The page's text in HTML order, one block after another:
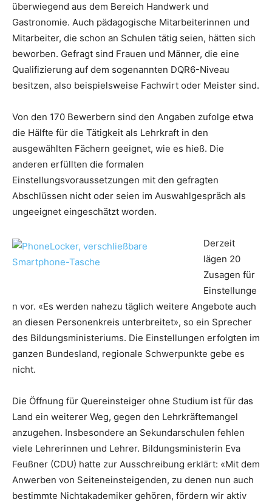
überwiegend aus dem Bereich Handwerk und
Gastronomie. Auch pädagogische Mitarbeiterinnen und
Mitarbeiter, die schon an Schulen tätig seien, hätten sich
beworben. Gefragt sind Frauen und Männer, die eine
Qualifizierung auf dem sogenannten DQR6-Niveau
besitzen, also beispielsweise Fachwirt oder Meister sind.
Von den 170 Bewerbern sind den Angaben zufolge etwa
die Hälfte für die Tätigkeit als Lehrkraft in den
ausgewählten Fächern geeignet, wie es hieß. Die
anderen erfüllten die formalen
Einstellungsvoraussetzungen mit den gefragten
Abschlüssen nicht oder seien im Auswahlgespräch als
ungeeignet eingeschätzt worden.
Derzeit
lägen 20
Zusagen für
Einstellunge
n vor. «Es werden nahezu täglich weitere Angebote auch
an diesen Personenkreis unterbreitet», so ein Sprecher
des Bildungsministeriums. Die Einstellungen erfolgten im
ganzen Bundesland, regionale Schwerpunkte gebe es
nicht.
Die Öffnung für Quereinsteiger ohne Studium ist für das
Land ein weiterer Weg, gegen den Lehrkräftemangel
anzugehen. Insbesondere an Sekundarschulen fehlen
viele Lehrerinnen und Lehrer. Bildungsministerin Eva
Feußner (CDU) hatte zur Ausschreibung erklärt: «Mit dem
Anwerben von Seiteneinsteigenden, zu denen nun auch
bestimmte Nichtakademiker gehören, fördern wir aktiv